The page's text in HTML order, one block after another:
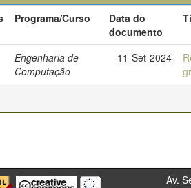
Programa/Curso
Data do
documento
Engenharia de
Computação
11-Set-2024
Av. Sete de